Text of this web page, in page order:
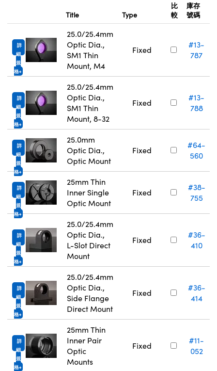
Title Type
比
較
庫存
號碼
詳
細
規
格
25.0/25.4mm
Optic Dia.,
SM1 Thin
Mount, M4
Fixed
#13-
787
詳
細
規
格
25.0/25.4mm
Optic Dia.,
SM1 Thin
Mount, 8-32
Fixed
#13-
788
詳
細
規
格
25.0mm
Optic Dia.,
Optic Mount
Fixed
#64-
560
詳
細
規
格
25mm Thin
Inner Single
Optic Mount
Fixed
#38-
755
詳
細
規
格
25.0/25.4mm
Optic Dia.,
L-Slot Direct
Mount
Fixed
#36-
410
詳
細
規
格
25.0/25.4mm
Optic Dia.,
Side Flange
Direct Mount
Fixed
#36-
414
詳
細
規
格
25mm Thin
Inner Pair
Optic
Mounts
Fixed
#11-
052